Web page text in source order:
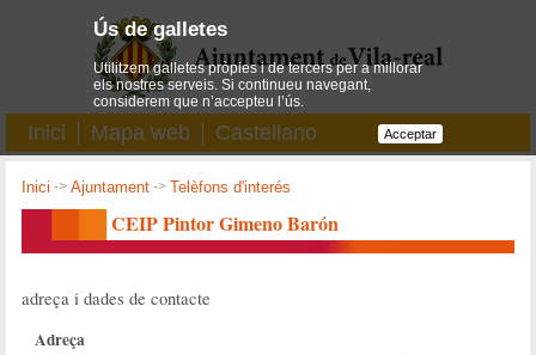
Inici Mapa web Castellano
Inici ->Ajuntament ->Telèfons d'interés
CEIP Pintor Gimeno Barón
adreça i dades de contacte
Adreça
Ús de galletes
Utilitzem galletes pròpies i de tercers per a millorar
els nostres serveis. Si continueu navegant,
considerem que n’accepteu l’ús.
Acceptar